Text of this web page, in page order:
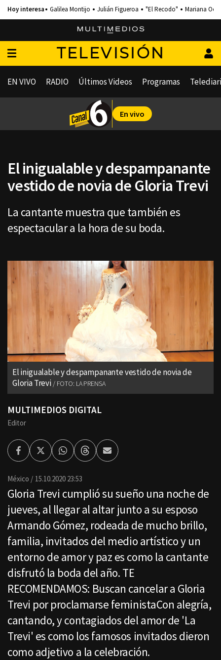
Galilea Montijo Julián Figueroa "El Recodo" Mariana
TELEVISIÓN
EN VIVO RADIO Últimos Videos Programas
En vivo
El inigualable y despampanante
vestido de novia de Gloria Trevi
La cantante muestra que también es
espectacular a la hora de su boda.
El inigualable y despampanante vestido de novia de
Gloria Trevi
FOTO: LA PRENSA
MULTIMEDIOS DIGITAL
Editor
FacebookTwitterWhatsappThreadsEnviar
por
México 15.10.2020 23:53
Gloria Trevi cumplió su sueño una noche de
jueves, al llegar al altar junto a su esposo
Armando Gómez, rodeada de mucho brillo,
familia, invitados del medio artístico y un
entorno de amor y paz es como la cantante
disfrutó la boda del año. TE
RECOMENDAMOS: Buscan cancelar a Gloria
Trevi por proclamarse feministaCon alegría,
cantando, y contagiados del amor de 'La
Trevi' es como los famosos invitados dieron
como adjetivo a la celebración.